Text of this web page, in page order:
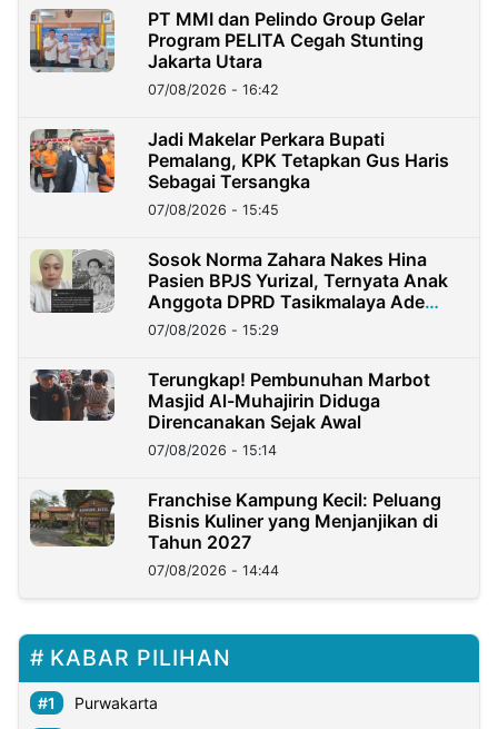
PT MMI dan Pelindo Group Gelar
Program PELITA Cegah Stunting
Jakarta Utara
07/08/2026 - 16:42
Jadi Makelar Perkara Bupati
Pemalang, KPK Tetapkan Gus Haris
Sebagai Tersangka
07/08/2026 - 15:45
Sosok Norma Zahara Nakes Hina
Pasien BPJS Yurizal, Ternyata Anak
Anggota DPRD Tasikmalaya Ade
Lukman
07/08/2026 - 15:29
Terungkap! Pembunuhan Marbot
Masjid Al-Muhajirin Diduga
Direncanakan Sejak Awal
07/08/2026 - 15:14
Franchise Kampung Kecil: Peluang
Bisnis Kuliner yang Menjanjikan di
Tahun 2027
07/08/2026 - 14:44
KABAR PILIHAN
Purwakarta